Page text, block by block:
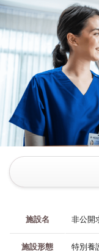
施設名 非公開
施設形態 特別養